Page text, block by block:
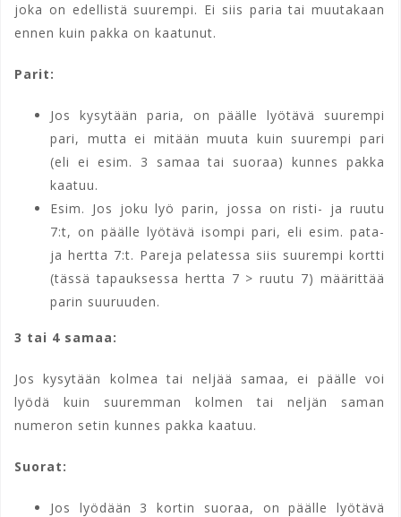
joka on edellistä suurempi. Ei siis paria tai muutakaan
ennen kuin pakka on kaatunut.
Parit:
Jos kysytään paria, on päälle lyötävä suurempi
pari, mutta ei mitään muuta kuin suurempi pari
(eli ei esim. 3 samaa tai suoraa) kunnes pakka
kaatuu.
Esim. Jos joku lyö parin, jossa on risti- ja ruutu
7:t, on päälle lyötävä isompi pari, eli esim. pata-
ja hertta 7:t. Pareja pelatessa siis suurempi kortti
(tässä tapauksessa hertta 7 > ruutu 7) määrittää
parin suuruuden.
3 tai 4 samaa:
Jos kysytään kolmea tai neljää samaa, ei päälle voi
lyödä kuin suuremman kolmen tai neljän saman
numeron setin kunnes pakka kaatuu.
Suorat:
Jos lyödään 3 kortin suoraa, on päälle lyötävä